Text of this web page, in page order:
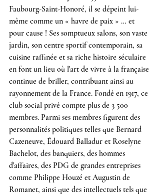
Faubourg-Saint-Honoré, il se dépeint lui-
même comme un « havre de paix » … et
pour cause ! Ses somptueux salons, son vaste
jardin, son centre sportif contemporain, sa
cuisine raffinée et sa riche histoire séculaire
en font un lieu où l'art de vivre à la française
continue de briller, contribuant ainsi au
rayonnement de la France. Fondé en 1917, ce
club social privé compte plus de 3 500
membres. Parmi ses membres figurent des
personnalités politiques telles que Bernard
Cazeneuve, Édouard Balladur et Roselyne
Bachelot, des banquiers, des hommes
d'affaires, des PDG de grandes entreprises
comme Philippe Houzé et Augustin de
Romanet, ainsi que des intellectuels tels que